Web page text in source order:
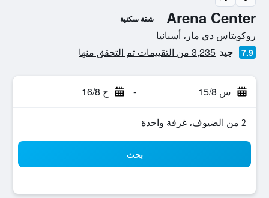
Arena Center شقة سكنية
تقييم فئة 0
روكويتاس دي مار، أسبانيا
7.9 جيد 3,235 من التقييمات تم التحقق منها
س 15/8 - ح 16/8
2 من الضيوف، غرفة واحدة
بحث